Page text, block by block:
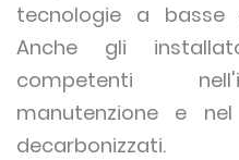
tecnologie a basse
Anche gli
competenti
manutenzione e
decarbonizzati.